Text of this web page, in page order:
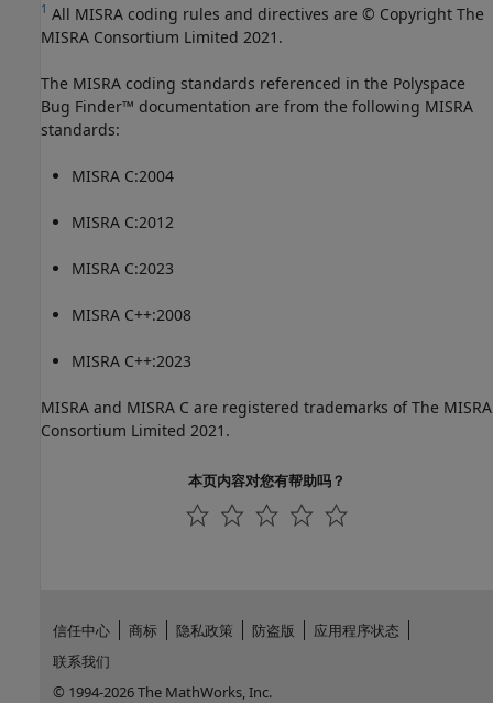
1 All MISRA coding rules and directives are © Copyright The
MISRA Consortium Limited 2021.
The MISRA coding standards referenced in the Polyspace
Bug Finder™ documentation are from the following MISRA
standards:
MISRA C:2004
MISRA C:2012
MISRA C:2023
MISRA C++:2008
MISRA C++:2023
MISRA and MISRA C are registered trademarks of The MISRA
Consortium Limited 2021.
本页内容对您有帮助吗？
信任中心 商标 隐私政策 防盗版
应用程序状态
联系我们
© 1994-2026 The MathWorks, Inc.